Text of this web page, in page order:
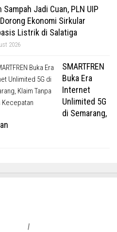
Sampah Jadi Cuan, PLN UIP
Ekonomi Sirkular
Listrik di Salatiga
2026
SMARTFREN
Buka Era
Internet
Unlimited 5G
di Semarang,
|